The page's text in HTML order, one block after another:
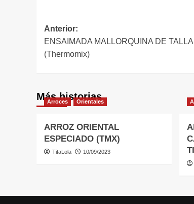
Navegación
de
entradas
Anterior:
ENSAIMADA MALLORQUINA DE
(Thermomix)
Más historias
Arroces Orientales
ARROZ ORIENTAL
ESPECIADO (TMX)
TitaLola 10/09/2023